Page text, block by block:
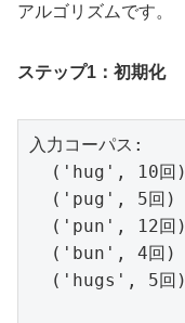
アルゴリズムです。
ステップ1：初期化
入力コーパス:
  ('hug', 10回)
  ('pug', 5回)
  ('pun', 12回)
  ('bun', 4回)
  ('hugs', 5回)